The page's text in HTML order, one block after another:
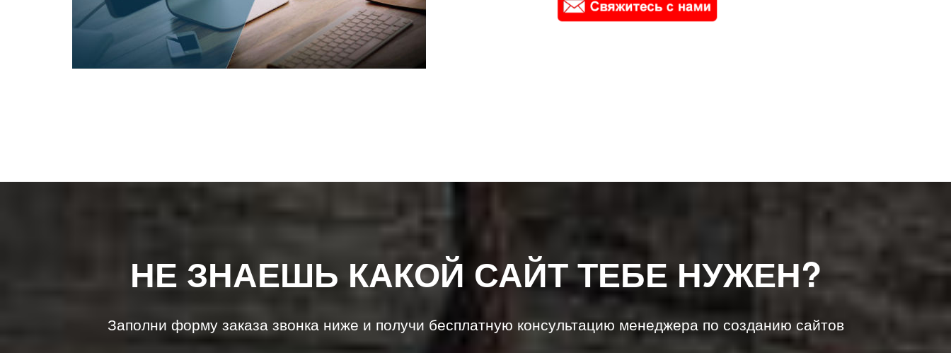
НЕ ЗНАЕШЬ КАКОЙ САЙТ ТЕБЕ НУЖЕН?
Заполни форму заказа звонка ниже и получи бесплатную консультацию менеджера по созданию сайтов